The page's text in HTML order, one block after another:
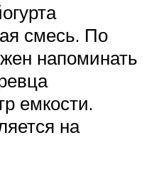
смесь. По
напоминать
емкости.
на